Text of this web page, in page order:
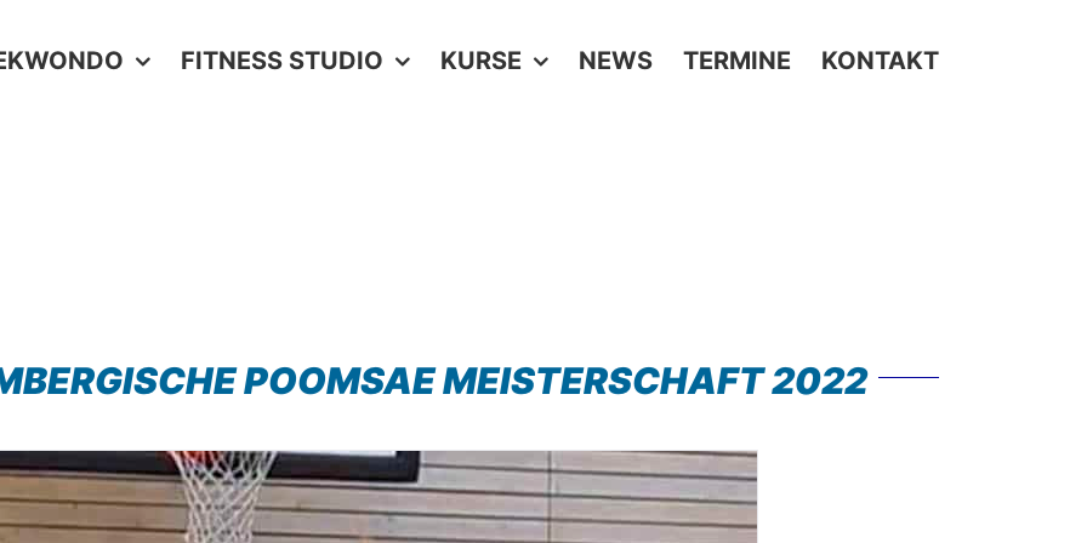
FITNESS STUDIO KURSE NEWS TERMINE KONTAKT
POOMSAE MEISTERSCHAFT 2022